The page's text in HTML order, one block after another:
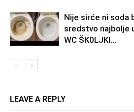
Nije sirće ni soda
sredstvo najbolje
WC ŠK0LJKl…
LEAVE A REPLY